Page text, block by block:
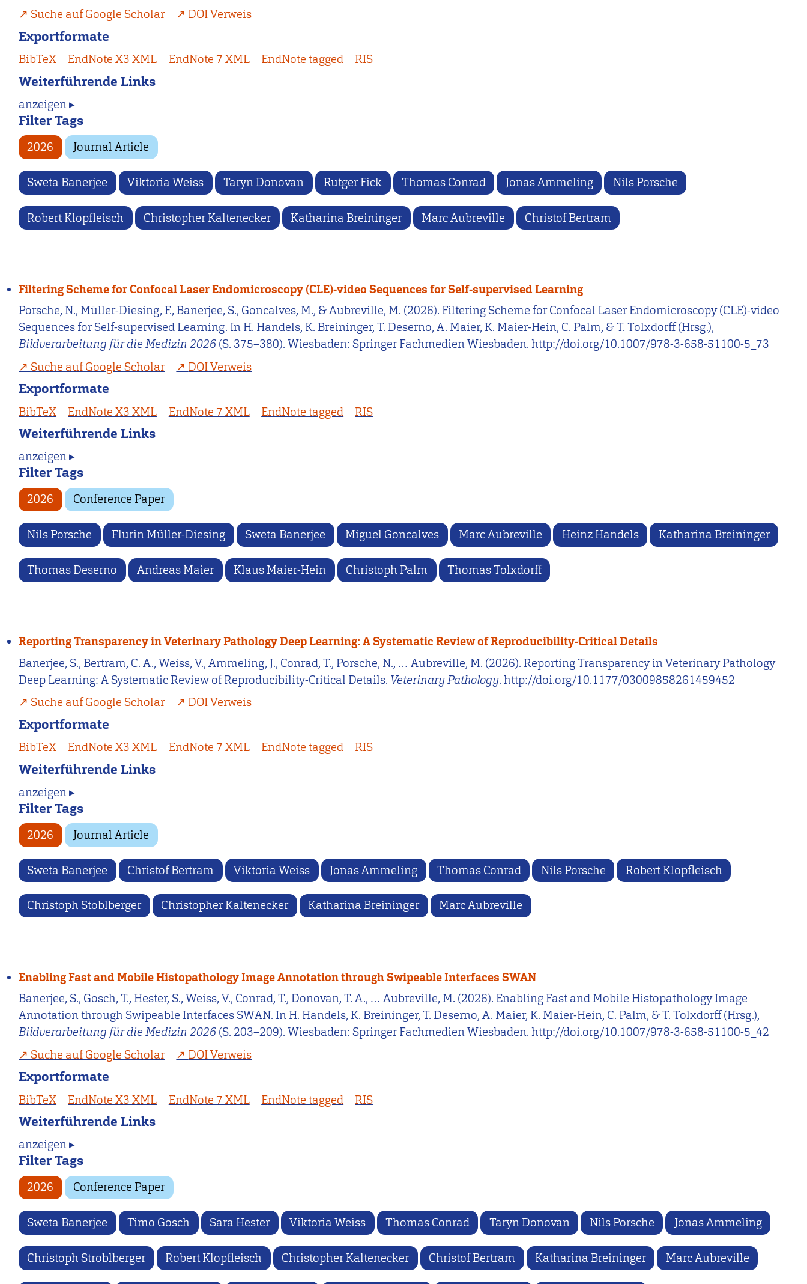
Suche auf Google Scholar
DOI Verweis
Exportformate
BibTeX EndNote X3 XML EndNote 7 XML EndNote tagged RIS
Weiterführende Links
anzeigen ▸
Filter Tags
2026 Journal Article
Sweta Banerjee Viktoria Weiss Taryn Donovan Rutger Fick Thomas Conrad Jonas Ammeling Nils Porsche
Robert Klopfleisch Christopher Kaltenecker Katharina Breininger Marc Aubreville Christof Bertram
Filtering Scheme for Confocal Laser Endomicroscopy (CLE)-video Sequences for Self-supervised Learning
Porsche, N., Müller-Diesing, F., Banerjee, S., Goncalves, M., & Aubreville, M. (2026). Filtering Scheme for Confocal Laser Endomicroscopy (CLE)-video
Sequences for Self-supervised Learning. In H. Handels, K. Breininger, T. Deserno, A. Maier, K. Maier-Hein, C. Palm, & T. Tolxdorff (Hrsg.),
Bildverarbeitung für die Medizin 2026 (S. 375–380). Wiesbaden: Springer Fachmedien Wiesbaden. http://doi.org/10.1007/978-3-658-51100-5_73
Suche auf Google Scholar
DOI Verweis
Exportformate
BibTeX EndNote X3 XML EndNote 7 XML EndNote tagged RIS
Weiterführende Links
anzeigen ▸
Filter Tags
2026 Conference Paper
Nils Porsche Flurin Müller-Diesing Sweta Banerjee Miguel Goncalves Marc Aubreville Heinz Handels Katharina Breininger
Thomas Deserno Andreas Maier Klaus Maier-Hein Christoph Palm Thomas Tolxdorff
Reporting Transparency in Veterinary Pathology Deep Learning: A Systematic Review of Reproducibility-Critical Details
Banerjee, S., Bertram, C. A., Weiss, V., Ammeling, J., Conrad, T., Porsche, N., … Aubreville, M. (2026). Reporting Transparency in Veterinary Pathology
Deep Learning: A Systematic Review of Reproducibility-Critical Details. Veterinary Pathology. http://doi.org/10.1177/03009858261459452
Suche auf Google Scholar
DOI Verweis
Exportformate
BibTeX EndNote X3 XML EndNote 7 XML EndNote tagged RIS
Weiterführende Links
anzeigen ▸
Filter Tags
2026 Journal Article
Sweta Banerjee Christof Bertram Viktoria Weiss Jonas Ammeling Thomas Conrad Nils Porsche Robert Klopfleisch
Christoph Stoblberger Christopher Kaltenecker Katharina Breininger Marc Aubreville
Enabling Fast and Mobile Histopathology Image Annotation through Swipeable Interfaces SWAN
Banerjee, S., Gosch, T., Hester, S., Weiss, V., Conrad, T., Donovan, T. A., … Aubreville, M. (2026). Enabling Fast and Mobile Histopathology Image
Annotation through Swipeable Interfaces SWAN. In H. Handels, K. Breininger, T. Deserno, A. Maier, K. Maier-Hein, C. Palm, & T. Tolxdorff (Hrsg.),
Bildverarbeitung für die Medizin 2026 (S. 203–209). Wiesbaden: Springer Fachmedien Wiesbaden. http://doi.org/10.1007/978-3-658-51100-5_42
Suche auf Google Scholar
DOI Verweis
Exportformate
BibTeX EndNote X3 XML EndNote 7 XML EndNote tagged RIS
Weiterführende Links
anzeigen ▸
Filter Tags
2026 Conference Paper
Sweta Banerjee Timo Gosch Sara Hester Viktoria Weiss Thomas Conrad Taryn Donovan Nils Porsche Jonas Ammeling
Christoph Stroblberger Robert Klopfleisch Christopher Kaltenecker Christof Bertram Katharina Breininger Marc Aubreville